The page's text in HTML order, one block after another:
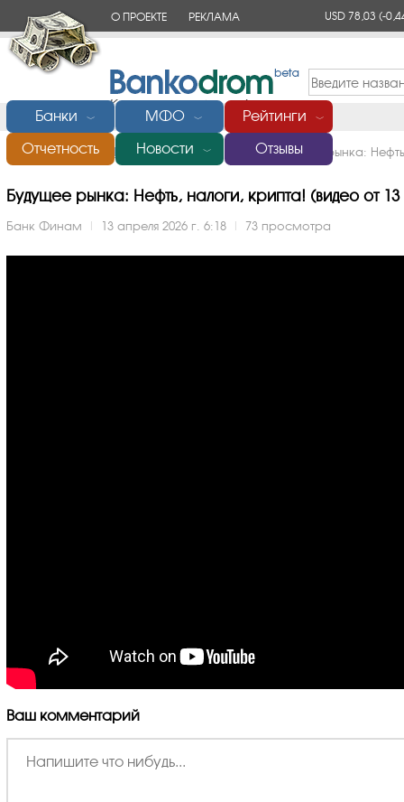
О ПРОЕКТЕ РЕКЛАМА USD 78,03(-
Банки ﹀ МФО ﹀ Рейтинги ﹀
Отчетность Новости ﹀ Отзывы
Главная/Банки России/Финам Видео/Будущее рынка:
Будущее рынка: Нефть, налоги, крипта! (видео от 13
Банк Финам | 13 апреля 2026 г. 6:18 | 73 просмотра
Ваш комментарий